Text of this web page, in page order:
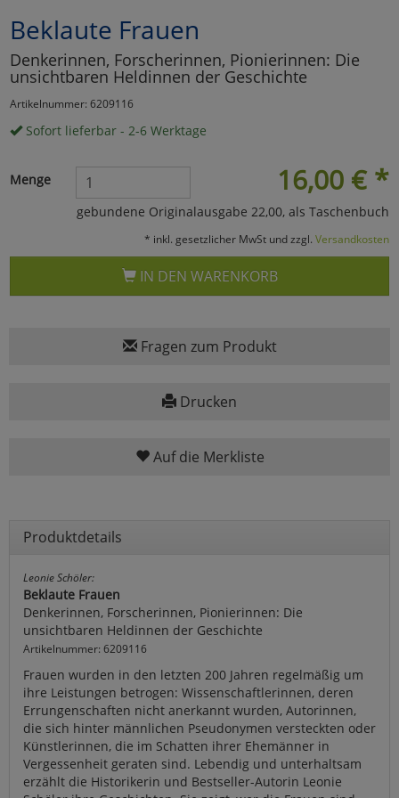
Beklaute Frauen
Denkerinnen, Forscherinnen, Pionierinnen: Die
unsichtbaren Heldinnen der Geschichte
Artikelnummer: 6209116
Sofort lieferbar - 2-6 Werktage
16,00 € *
Menge
gebundene Originalausgabe 22,00, als Taschenbuch
* inkl. gesetzlicher MwSt und zzgl. Versandkosten
IN DEN WARENKORB
Fragen zum Produkt
Drucken
Auf die Merkliste
Produktdetails
Leonie Schöler:
Beklaute Frauen
Denkerinnen, Forscherinnen, Pionierinnen: Die
unsichtbaren Heldinnen der Geschichte
Artikelnummer: 6209116
Frauen wurden in den letzten 200 Jahren regelmäßig um
ihre Leistungen betrogen: Wissenschaftlerinnen, deren
Errungenschaften nicht anerkannt wurden, Autorinnen,
die sich hinter männlichen Pseudonymen versteckten oder
Künstlerinnen, die im Schatten ihrer Ehemänner in
Vergessenheit geraten sind. Lebendig und unterhaltsam
erzählt die Historikerin und Bestseller-Autorin Leonie
Marketing
Umfragetools